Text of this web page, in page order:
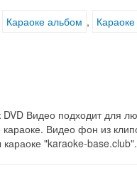
Караоке альбом ,
Видео подходит для
Видео фон из
"karaoke-base.club".